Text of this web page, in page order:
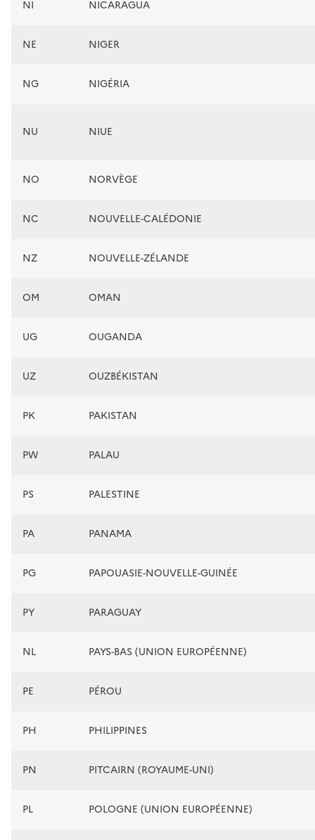
NI NICARAGUA
NE NIGER
NG NIGÉRIA
NU NIUE
NO NORVÈGE
NC NOUVELLE-CALÉDONIE
NZ NOUVELLE-ZÉLANDE
OM OMAN
UG OUGANDA
UZ OUZBÉKISTAN
PK PAKISTAN
PW PALAU
PS PALESTINE
PA PANAMA
PG PAPOUASIE-NOUVELLE-GUINÉE
PY PARAGUAY
NL PAYS-BAS (UNION EUROPÉENNE)
PE PÉROU
PH PHILIPPINES
PN PITCAIRN (ROYAUME-UNI)
PL POLOGNE (UNION EUROPÉENNE)